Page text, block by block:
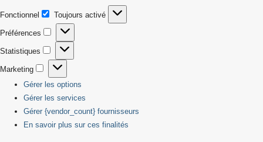
Fonctionnel
Fonctionnel
Toujours activé
Préférences
Préférences
Statistiques
Statistiques
Marketing
Marketing
Gérer les options
Gérer les services
Gérer {vendor_count} fournisseurs
En savoir plus sur ces finalités